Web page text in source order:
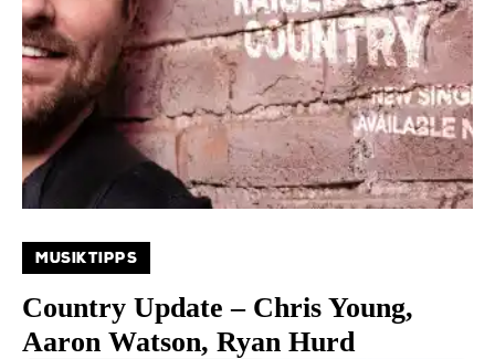
MUSIKTIPPS
Country Update – Chris Young,
Aaron Watson, Ryan Hurd